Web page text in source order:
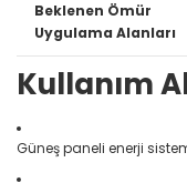
Beklenen Ömür
Uygulama Alanları
Kullanım
Güneş paneli enerji